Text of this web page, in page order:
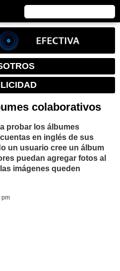
colaborativos
probar los álbumes
en inglés de sus
un usuario cree un álbum
puedan agregar fotos al
imágenes queden
pm